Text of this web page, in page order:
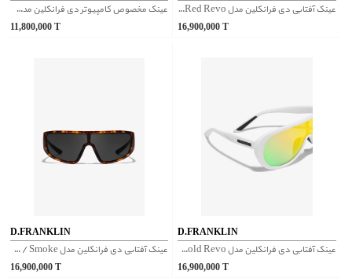
عینک مخصوص کامپیوتر دی فرانکلین مدل D.franklin Karl Blue Block Gold / Carey
11,800,000T
عینک آفتابی دی فرانکلین مدل D.franklin Nell Matt Black / Red Revo
16,900,000 T
D.FRANKLIN
عینک آفتابی دی فرانکلین مدل D.franklin Nell Matt Brown Carey / Smoke
16,900,000T
D.FRANKLIN
عینک آفتابی دی فرانکلین مدل D.franklin Ajax Matt White / Gold Revo
16,900,000 T